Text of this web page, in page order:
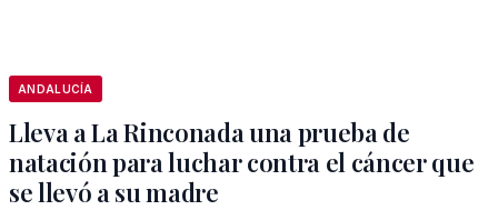
ANDALUCÍA
Lleva a La Rinconada una prueba de
natación para luchar contra el cáncer que
se llevó a su madre